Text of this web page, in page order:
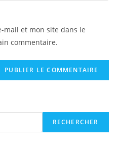
mail et mon site dans le
commentaire.
RECHERCHER